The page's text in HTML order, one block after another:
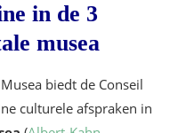
in de 3
musea
biedt de Conseil
culturele afspraken in